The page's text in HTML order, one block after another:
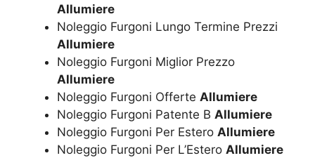
Allumiere
Noleggio Furgoni Lungo Termine Prezzi
Allumiere
Noleggio Furgoni Miglior Prezzo
Allumiere
Noleggio Furgoni Offerte Allumiere
Noleggio Furgoni Patente B Allumiere
Noleggio Furgoni Per Estero Allumiere
Noleggio Furgoni Per L’Estero Allumiere